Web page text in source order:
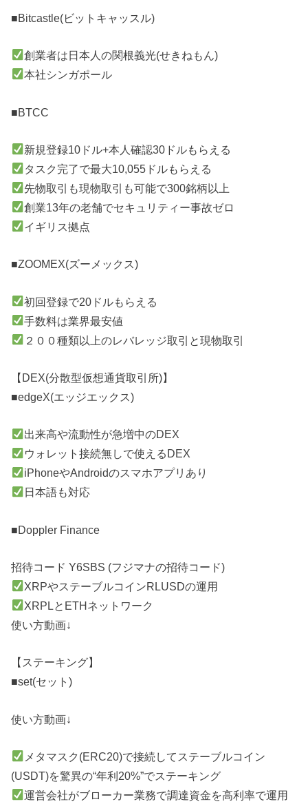
■Bitcastle(ビットキャッスル)
創業者は日本人の関根義光(せきねもん)
本社シンガポール
■BTCC
新規登録10ドル+本人確認30ドルもらえる
タスク完了で最大10,055ドルもらえる
先物取引も現物取引も可能で300銘柄以上
創業13年の老舗でセキュリティー事故ゼロ
イギリス拠点
■ZOOMEX(ズーメックス)
初回登録で20ドルもらえる
手数料は業界最安値
２００種類以上のレバレッジ取引と現物取引
【DEX(分散型仮想通貨取引所)】
■edgeX(エッジエックス)
出来高や流動性が急増中のDEX
ウォレット接続無しで使えるDEX
iPhoneやAndroidのスマホアプリあり
日本語も対応
■Doppler Finance
招待コード Y6SBS (フジマナの招待コード)
XRPやステーブルコインRLUSDの運用
XRPLとETHネットワーク
使い方動画↓
【ステーキング】
■set(セット)
使い方動画↓
メタマスク(ERC20)で接続してステーブルコイン
(USDT)を驚異の“年利20%”でステーキング
運営会社がブローカー業務で調達資金を高利率で運用